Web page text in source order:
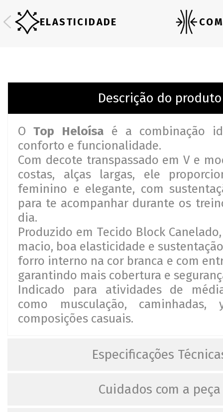
ELASTICIDADE
Descrição do produto
O Top Heloísa é a combinação
conforto e funcionalidade.
Com decote transpassado em V e
costas, alças largas, ele
feminino e elegante, com
para te acompanhar durante os
dia.
Produzido em Tecido Block
macio, boa elasticidade e
forro interno na cor branca e com
garantindo mais cobertura e
Indicado para atividades de
como musculação,
composições casuais.
Especificações
Cuidados com a peça